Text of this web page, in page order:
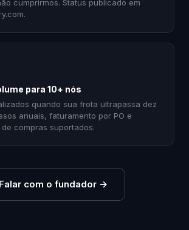
cumprirmos. Status publicado em
para 10+ nós
quando sua frota ultrapassa dez
anuais, faturamento por PO e
compras suportados.
Falar com o fundador→